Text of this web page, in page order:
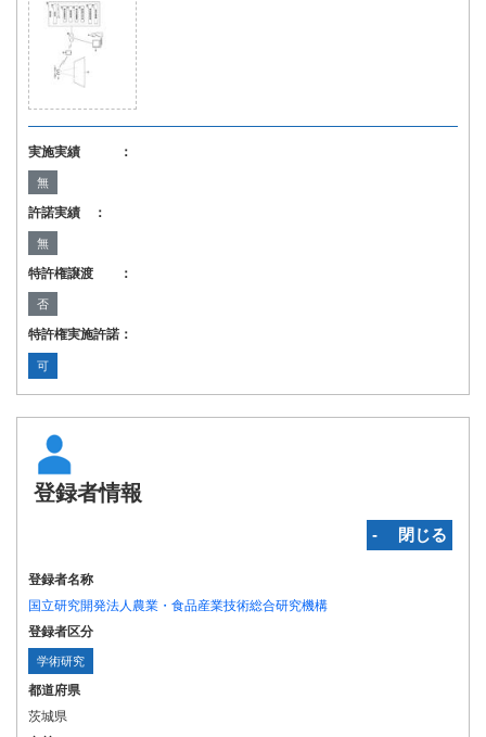
実施実績 ：
無
許諾実績 ：
無
特許権譲渡 ：
否
特許権実施許諾：
可
登録者情報
‐ 閉じる
登録者名称
国立研究開発法人農業・食品産業技術総合研究機構
登録者区分
学術研究
都道府県
茨城県